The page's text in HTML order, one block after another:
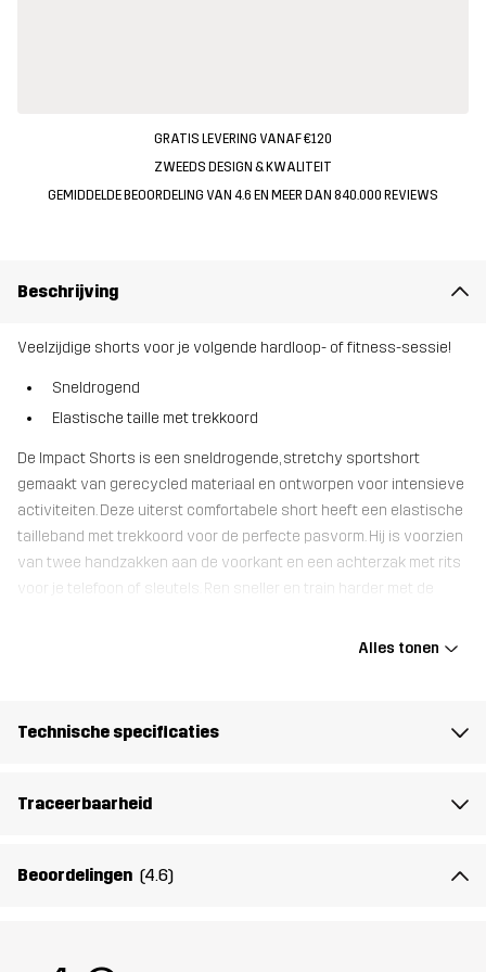
GRATIS LEVERING VANAF €120
ZWEEDS DESIGN & KWALITEIT
GEMIDDELDE BEOORDELING VAN 4.6 EN MEER DAN 840.000 REVIEWS
Beschrijving
Veelzijdige shorts voor je volgende hardloop- of fitness-sessie!
Sneldrogend
Elastische taille met trekkoord
De Impact Shorts is een sneldrogende, stretchy sportshort
gemaakt van gerecycled materiaal en ontworpen voor intensieve
activiteiten. Deze uiterst comfortabele short heeft een elastische
tailleband met trekkoord voor de perfecte pasvorm. Hij is voorzien
van twee handzakken aan de voorkant en een achterzak met rits
voor je telefoon of sleutels. Ren sneller en train harder met de
Elastaan
Alles tonen
Technische specificaties
Traceerbaarheid
Beoordelingen (4.6)